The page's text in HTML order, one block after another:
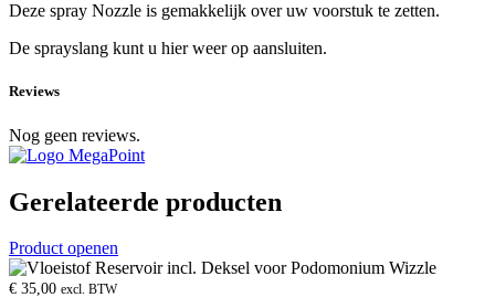
Deze spray Nozzle is gemakkelijk over uw voorstuk te zetten.
De sprayslang kunt u hier weer op aansluiten.
Reviews
Nog geen reviews.
Gerelateerde producten
Product openen
€ 35,00 excl. BTW